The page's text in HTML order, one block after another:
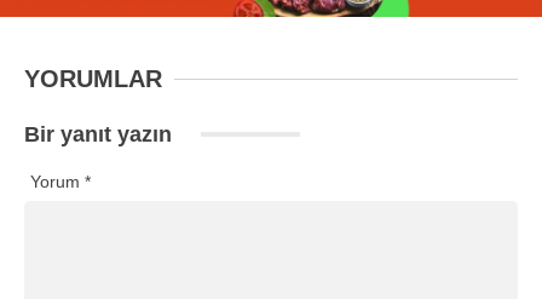
YORUMLAR
Bir yanıt yazın
Yorum *